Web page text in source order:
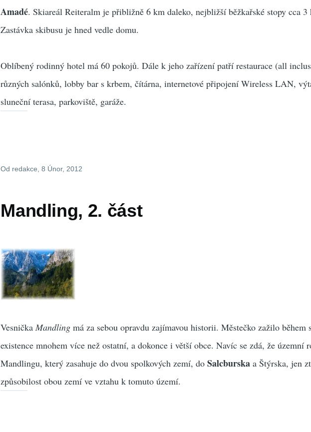
Amadé. Skiareál Reiteralm je přibližně 6 km daleko, nejbližší běžkařské stopy cca 3
Zastávka skibusu je hned vedle domu.
Oblíbený rodinný hotel má 60 pokojů. Dále k jeho zařízení patří restaurace (all
různých salónků, lobby bar s krbem, čítárna, internetové připojení Wireless LAN,
sluneční terasa, parkoviště, garáže.
Od redakce , 8 Únor, 2012
Mandling, 2. část
Vesnička Mandling má za sebou opravdu zajímavou historii. Městečko zažilo během
existence mnohem více než ostatní, a dokonce i větší obce. Navíc se zdá, že územní
Mandlingu, který zasahuje do dvou spolkových zemí, doSalcburska a Štýrska, jen
způsobilost obou zemí ve vztahu k tomuto území.